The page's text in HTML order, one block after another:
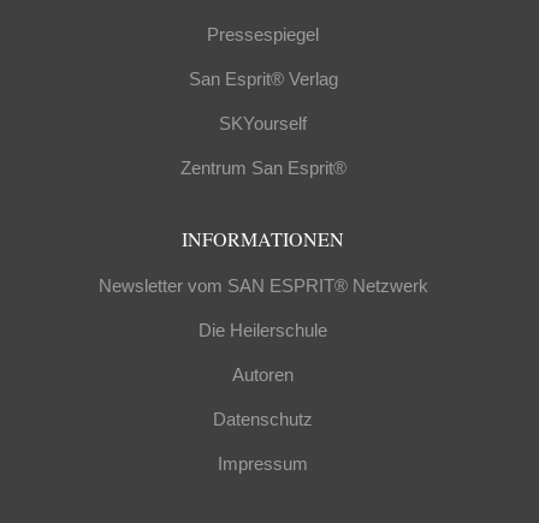
Pressespiegel
San Esprit® Verlag
SKYourself
Zentrum San Esprit®
INFORMATIONEN
Newsletter vom SAN ESPRIT® Netzwerk
Die Heilerschule
Autoren
Datenschutz
Impressum